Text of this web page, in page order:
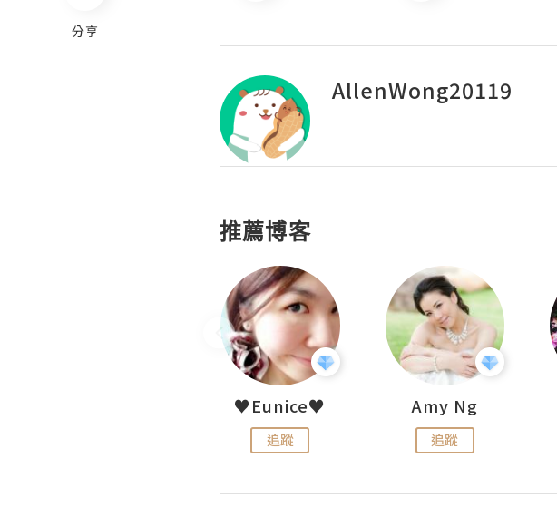
分享
AllenWong20119
推薦博客
♥Eunice♥
追蹤
Amy Ng
追蹤